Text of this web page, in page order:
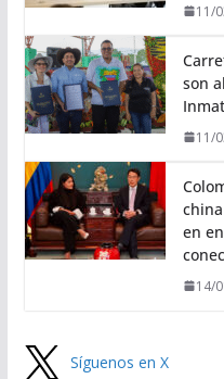
11/
son
11/
en
14/
Síguenos en X